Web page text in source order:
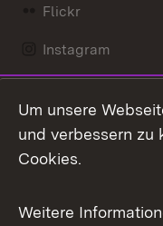
Flickr
Instagram
Mastodon
Messenger
Social Wall
Um unsere
und verbessern zu
Cookies.
Weitere